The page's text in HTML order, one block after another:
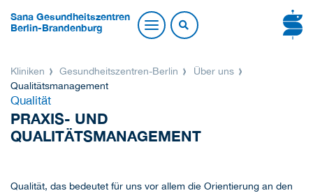
Sana Gesundheitszentren
Berlin-Brandenburg
Kliniken Gesundheitszentren-Berlin
Über uns
Qualitätsmanagement
Qualität
PRAXIS- UND
QUALITÄTSMANAGEMENT
Qualität, das bedeutet für uns vor allem die Orientierung an den